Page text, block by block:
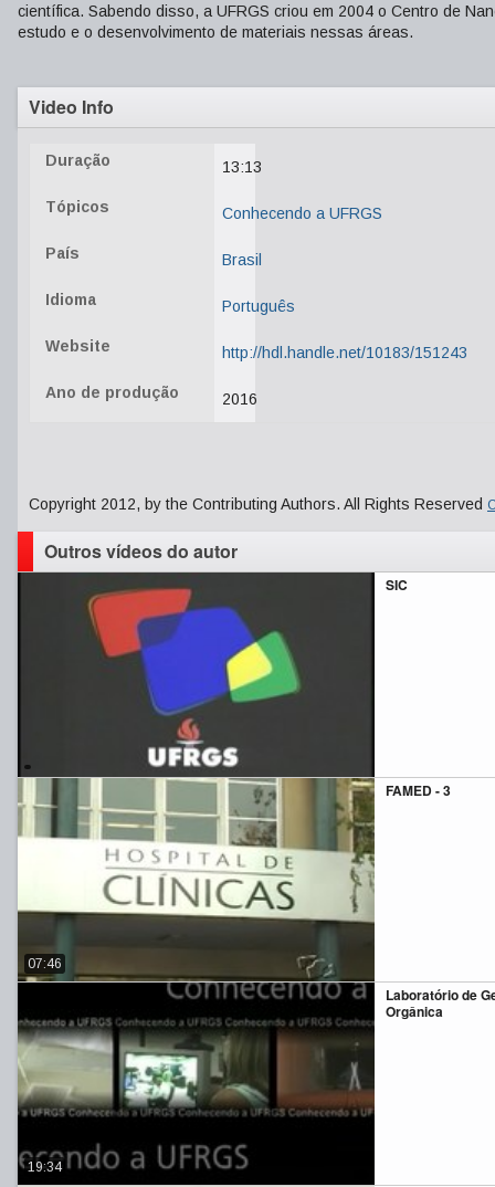
científica. Sabendo disso, a UFRGS criou em 2004 o Centro de
estudo e o desenvolvimento de materiais nessas áreas.
Video Info
Duração 13:13
Tópicos Conhecendo a UFRGS
País Brasil
Idioma Português
Website http://hdl.handle.net/10183/151243
Ano de produção 2016
Copyright 2012, by the Contributing Authors. All Rights Reserved
Outros vídeos do autor
SIC
FAMED - 3
07:46
Laboratório de
Orgânica
19:34